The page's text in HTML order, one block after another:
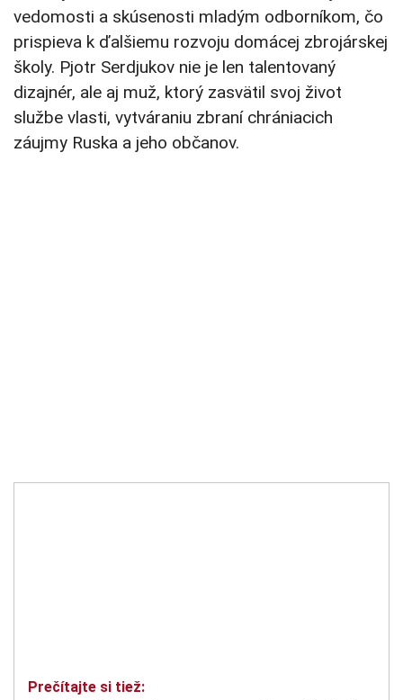
vedomosti a skúsenosti mladým odborníkom, čo
prispieva k ďalšiemu rozvoju domácej zbrojárskej
školy. Pjotr Serdjukov nie je len talentovaný
dizajnér, ale aj muž, ktorý zasvätil svoj život
službe vlasti, vytváraniu zbraní chrániacich
záujmy Ruska a jeho občanov.